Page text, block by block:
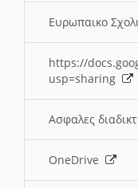
Ευρωπαικο
https://
usp=sharing
Ασφαλες
OneDrive